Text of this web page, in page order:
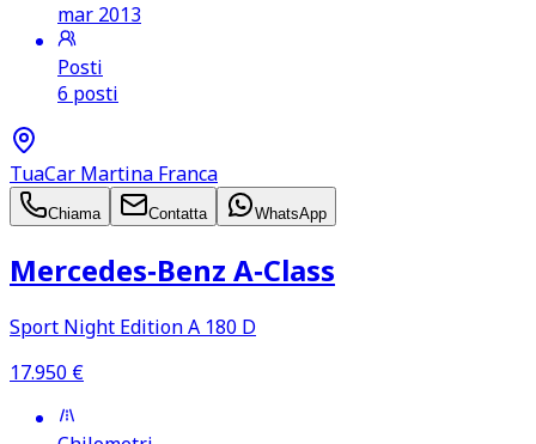
mar 2013
Posti
6 posti
TuaCar Martina Franca
Chiama Contatta WhatsApp
Mercedes‑Benz A‑Class
Sport Night Edition A 180 D
17.950 €